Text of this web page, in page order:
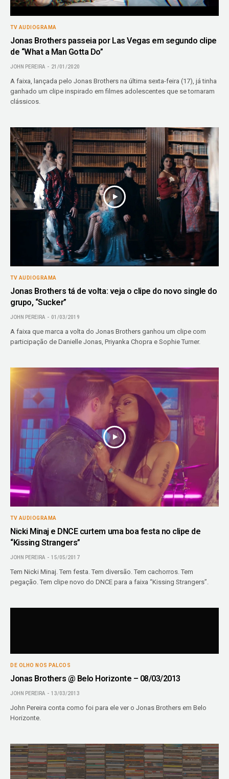
TV AUDIOGRAMA
Jonas Brothers passeia por Las Vegas em segundo clipe
de “What a Man Gotta Do”
JOHN PEREIRA 21/01/2020
A faixa, lançada pelo Jonas Brothers na última sexta-feira (17), já tinha
ganhado um clipe inspirado em filmes adolescentes que se tornaram
clássicos.
TV AUDIOGRAMA
Jonas Brothers tá de volta: veja o clipe do novo single do
grupo, “Sucker”
JOHN PEREIRA 01/03/2019
A faixa que marca a volta do Jonas Brothers ganhou um clipe com
participação de Danielle Jonas, Priyanka Chopra e Sophie Turner.
TV AUDIOGRAMA
Nicki Minaj e DNCE curtem uma boa festa no clipe de
“Kissing Strangers”
JOHN PEREIRA 15/05/2017
Tem Nicki Minaj. Tem festa. Tem diversão. Tem cachorros. Tem
pegação. Tem clipe novo do DNCE para a faixa “Kissing Strangers”.
DE OLHO NOS PALCOS
Jonas Brothers @ Belo Horizonte – 08/03/2013
JOHN PEREIRA 13/03/2013
John Pereira conta como foi para ele ver o Jonas Brothers em Belo
Horizonte.